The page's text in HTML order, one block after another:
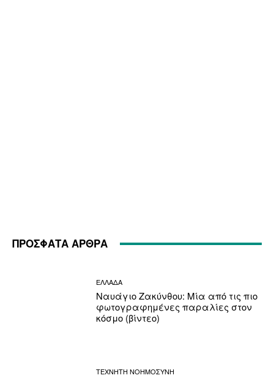
ΠΡΟΣΦΑΤΑ ΑΡΘΡΑ
ΕΛΛΑΔΑ
Ναυάγιο Ζακύνθου: Μία από τις πιο
φωτογραφημένες παραλίες στον
κόσμο (βίντεο)
ΤΕΧΝΗΤΗ ΝΟΗΜΟΣΥΝΗ